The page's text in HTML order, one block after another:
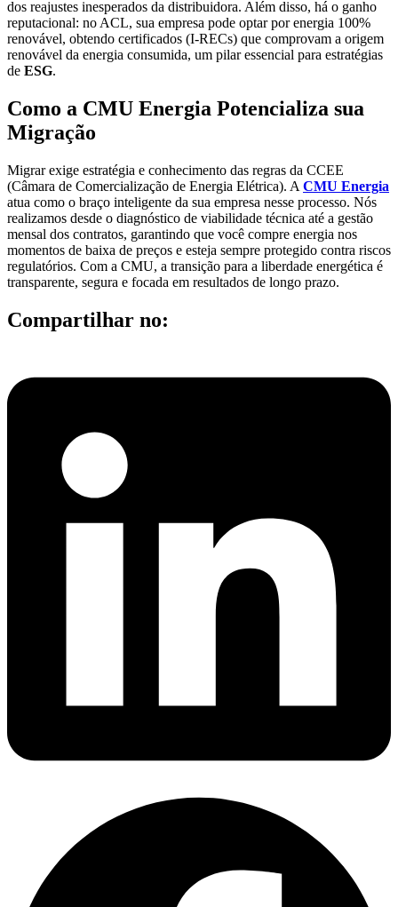
dos reajustes inesperados da distribuidora. Além disso, há o ganho
reputacional: no ACL, sua empresa pode optar por energia 100%
renovável, obtendo certificados (I-RECs) que comprovam a origem
renovável da energia consumida, um pilar essencial para estratégias
de ESG.
Como a CMU Energia Potencializa sua
Migração
Migrar exige estratégia e conhecimento das regras da CCEE
(Câmara de Comercialização de Energia Elétrica). A CMU Energia
atua como o braço inteligente da sua empresa nesse processo. Nós
realizamos desde o diagnóstico de viabilidade técnica até a gestão
mensal dos contratos, garantindo que você compre energia nos
momentos de baixa de preços e esteja sempre protegido contra riscos
regulatórios. Com a CMU, a transição para a liberdade energética é
transparente, segura e focada em resultados de longo prazo.
Compartilhar no: